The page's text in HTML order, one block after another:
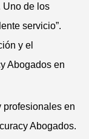
Uno de los
servicio”.
y el
Abogados en
profesionales en
Abogados.